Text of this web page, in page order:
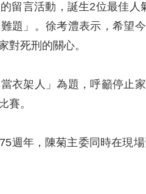
留言活動，誕生2位最佳
題」。徐考澧表示，希望
對死刑的關心。
衣架人」為題，呼籲停止
賽。
週年，陳菊主委同時在現